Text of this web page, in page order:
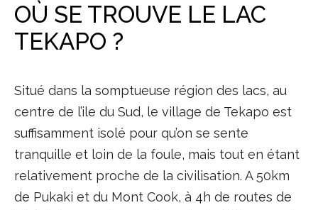
OÙ SE TROUVE LE LAC
TEKAPO ?
Situé dans la somptueuse région des lacs, au
centre de l’ile du Sud, le village de Tekapo est
suffisamment isolé pour qu’on se sente
tranquille et loin de la foule, mais tout en étant
relativement proche de la civilisation. A 50km
de Pukaki et du Mont Cook, à 4h de routes de